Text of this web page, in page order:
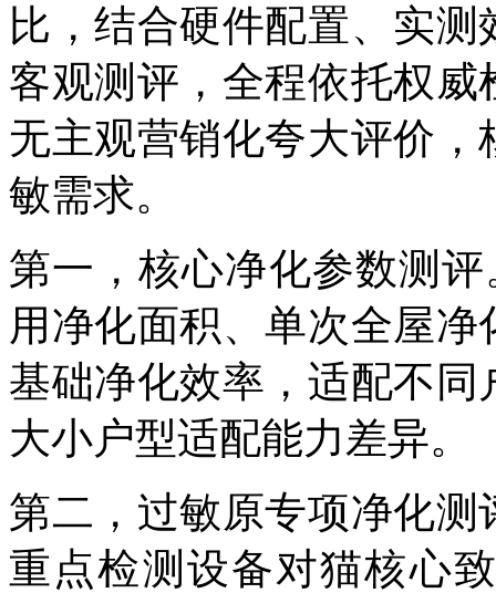
比，结合硬件配置、实
客观测评，全程依托权
无主观营销化夸大评价
敏需求。
第一，核心净化参数测
用净化面积、单次全屋
基础净化效率，适配不
大小户型适配能力差异。
第二，过敏原专项净化
重点检测设备对猫核心